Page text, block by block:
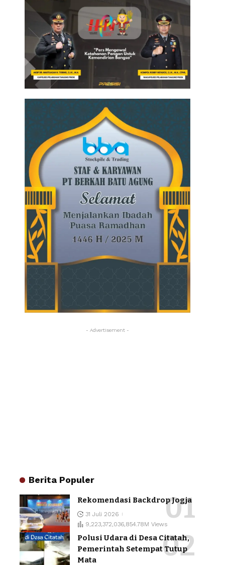
- Advertisement -
Berita Populer
Rekomendasi Backdrop Jogja
31 Juli 2026
9,223,372,036,854.78M Views
Polusi Udara di Desa Citatah,
Pemerintah Setempat Tutup
Mata